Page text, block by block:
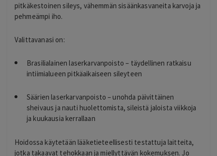
pitkäkestoinen sileys, vähemmän sisäänkasvaneita karvoja ja
pehmeämpi iho.
Valittavanasi on:
Brasilialainen laserkarvanpoisto – täydellinen ratkaisu
intiimialueen pitkäaikaiseen sileyteen
Säärien laserkarvanpoisto – unohda päivittäinen
sheivaus ja nauti huolettomista, sileistä jaloista viikkoja
ja kuukausia kerrallaan
Hoidossa käytetään lääketieteellisesti testattuja laitteita,
jotka takaavat tehokkaan ja miellyttävän kokemuksen. Jo